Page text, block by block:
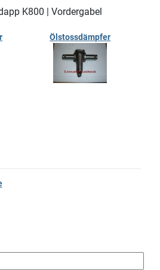
K800 | Vordergabel
Ölstossdämpfer